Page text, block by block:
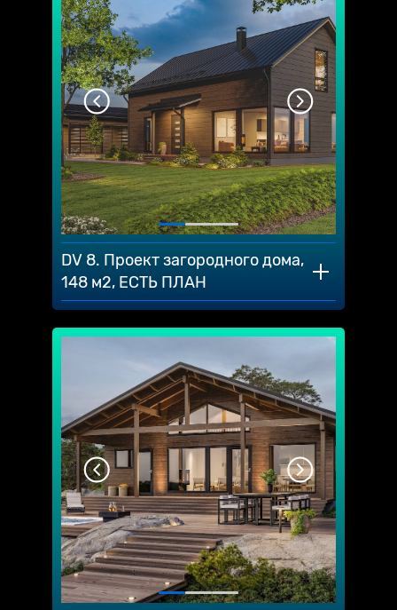
DV 8. Проект загородного дома,
148 м2, ЕСТЬ ПЛАН